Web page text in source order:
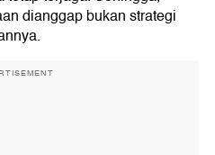
dianggap bukan strategi